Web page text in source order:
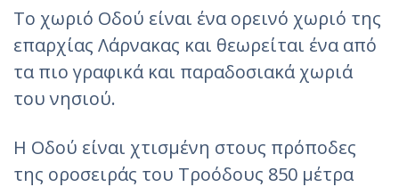
Το χωριό Οδού είναι ένα ορεινό χωριό της
επαρχίας Λάρνακας και θεωρείται ένα από
τα πιο γραφικά και παραδοσιακά χωριά
του νησιού.
Η Οδού είναι χτισμένη στους πρόποδες
της οροσειράς του Τροόδους 850 μέτρα